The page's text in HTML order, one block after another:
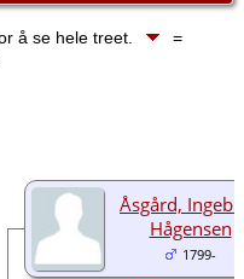
å se hele treet.
=
Åsgård,
Hågensen
1799-